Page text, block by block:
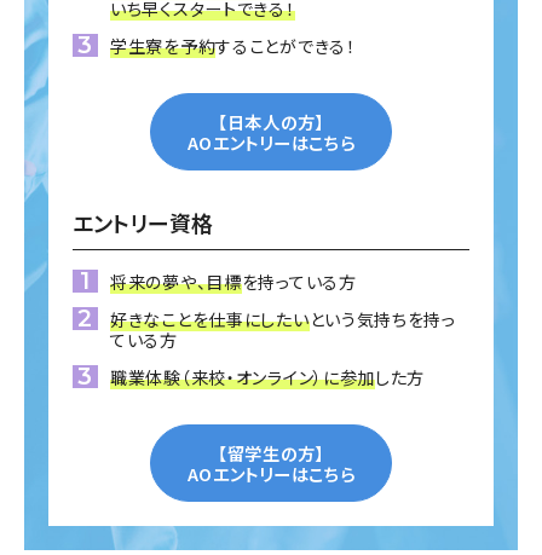
いち早くスタートできる！
学生寮を予約することができる！
【日本人の方】
AOエントリーはこちら
エントリー資格
将来の夢や、目標を持っている方
好きなことを仕事にしたいという気持ちを持っ
ている方
職業体験（来校・オンライン）に参加した方
【留学生の方】
AOエントリーはこちら